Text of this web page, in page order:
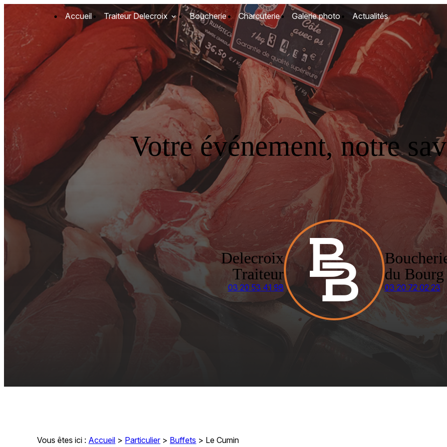
Accueil Traiteur Delecroix Boucherie Charcuterie Galerie photo Actualités
Votre événement, notre
Delecroix
Traiteur
03 20 53 41 98
du Bourg
03 20 72 02 23
Vous êtes ici : Accueil > Particulier> Buffets > Le Cumin
Panneau de gestion des cookies